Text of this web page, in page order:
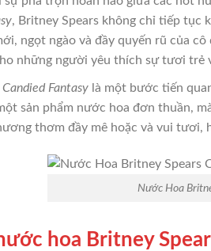
, Britney Spears không chỉ tiếp tục
ngọt ngào và đầy quyến rũ của
những người yêu thích sự tươi trẻ
Fantasylà một bước tiến
sản phẩm nước hoa đơn thuần,
thơm đầy mê hoặc và vui tươi,
Nước Hoa
hoa Britney